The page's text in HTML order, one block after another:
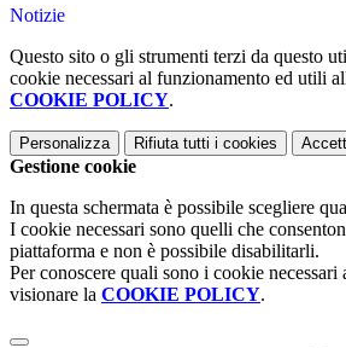
Notizie
Questo sito o gli strumenti terzi da questo
cookie necessari al funzionamento ed utili
COOKIE POLICY.
Personalizza Rifiuta tutti i cookies
Gestione cookie
In questa schermata è possibile scegliere
I cookie necessari sono quelli che
piattaforma e non è possibile disabilitarli.
Per conoscere quali sono i cookie
visionare la COOKIE POLICY.